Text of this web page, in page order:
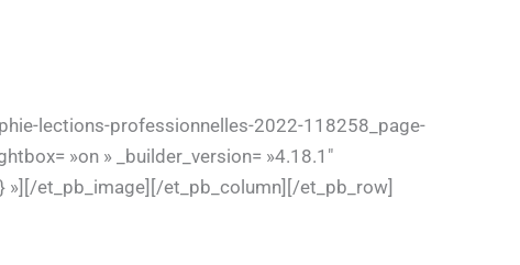
lections-professionnelles-2022-118258_page-
»on » _builder_version= »4.18.1″
»][/et_pb_image][/et_pb_column][/et_pb_row]